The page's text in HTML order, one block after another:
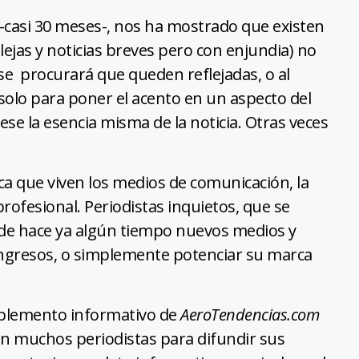
30 meses-, nos ha mostrado que existen
y noticias breves pero con enjundia) no
procurará que queden reflejadas, o al
para poner el acento en un aspecto del
la esencia misma de la noticia. Otras veces
que viven los medios de comunicación, la
Periodistas inquietos, que se
hace ya algún tiempo nuevos medios y
o simplemente potenciar su marca
informativo deAeroTendencias.com
muchos periodistas para difundir sus